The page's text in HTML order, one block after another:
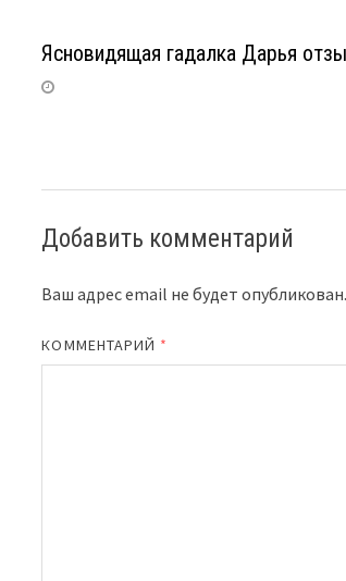
Ясновидящая гадалка Дарья
Добавить комментарий
Ваш адрес email не будет опубликован.
КОММЕНТАРИЙ *